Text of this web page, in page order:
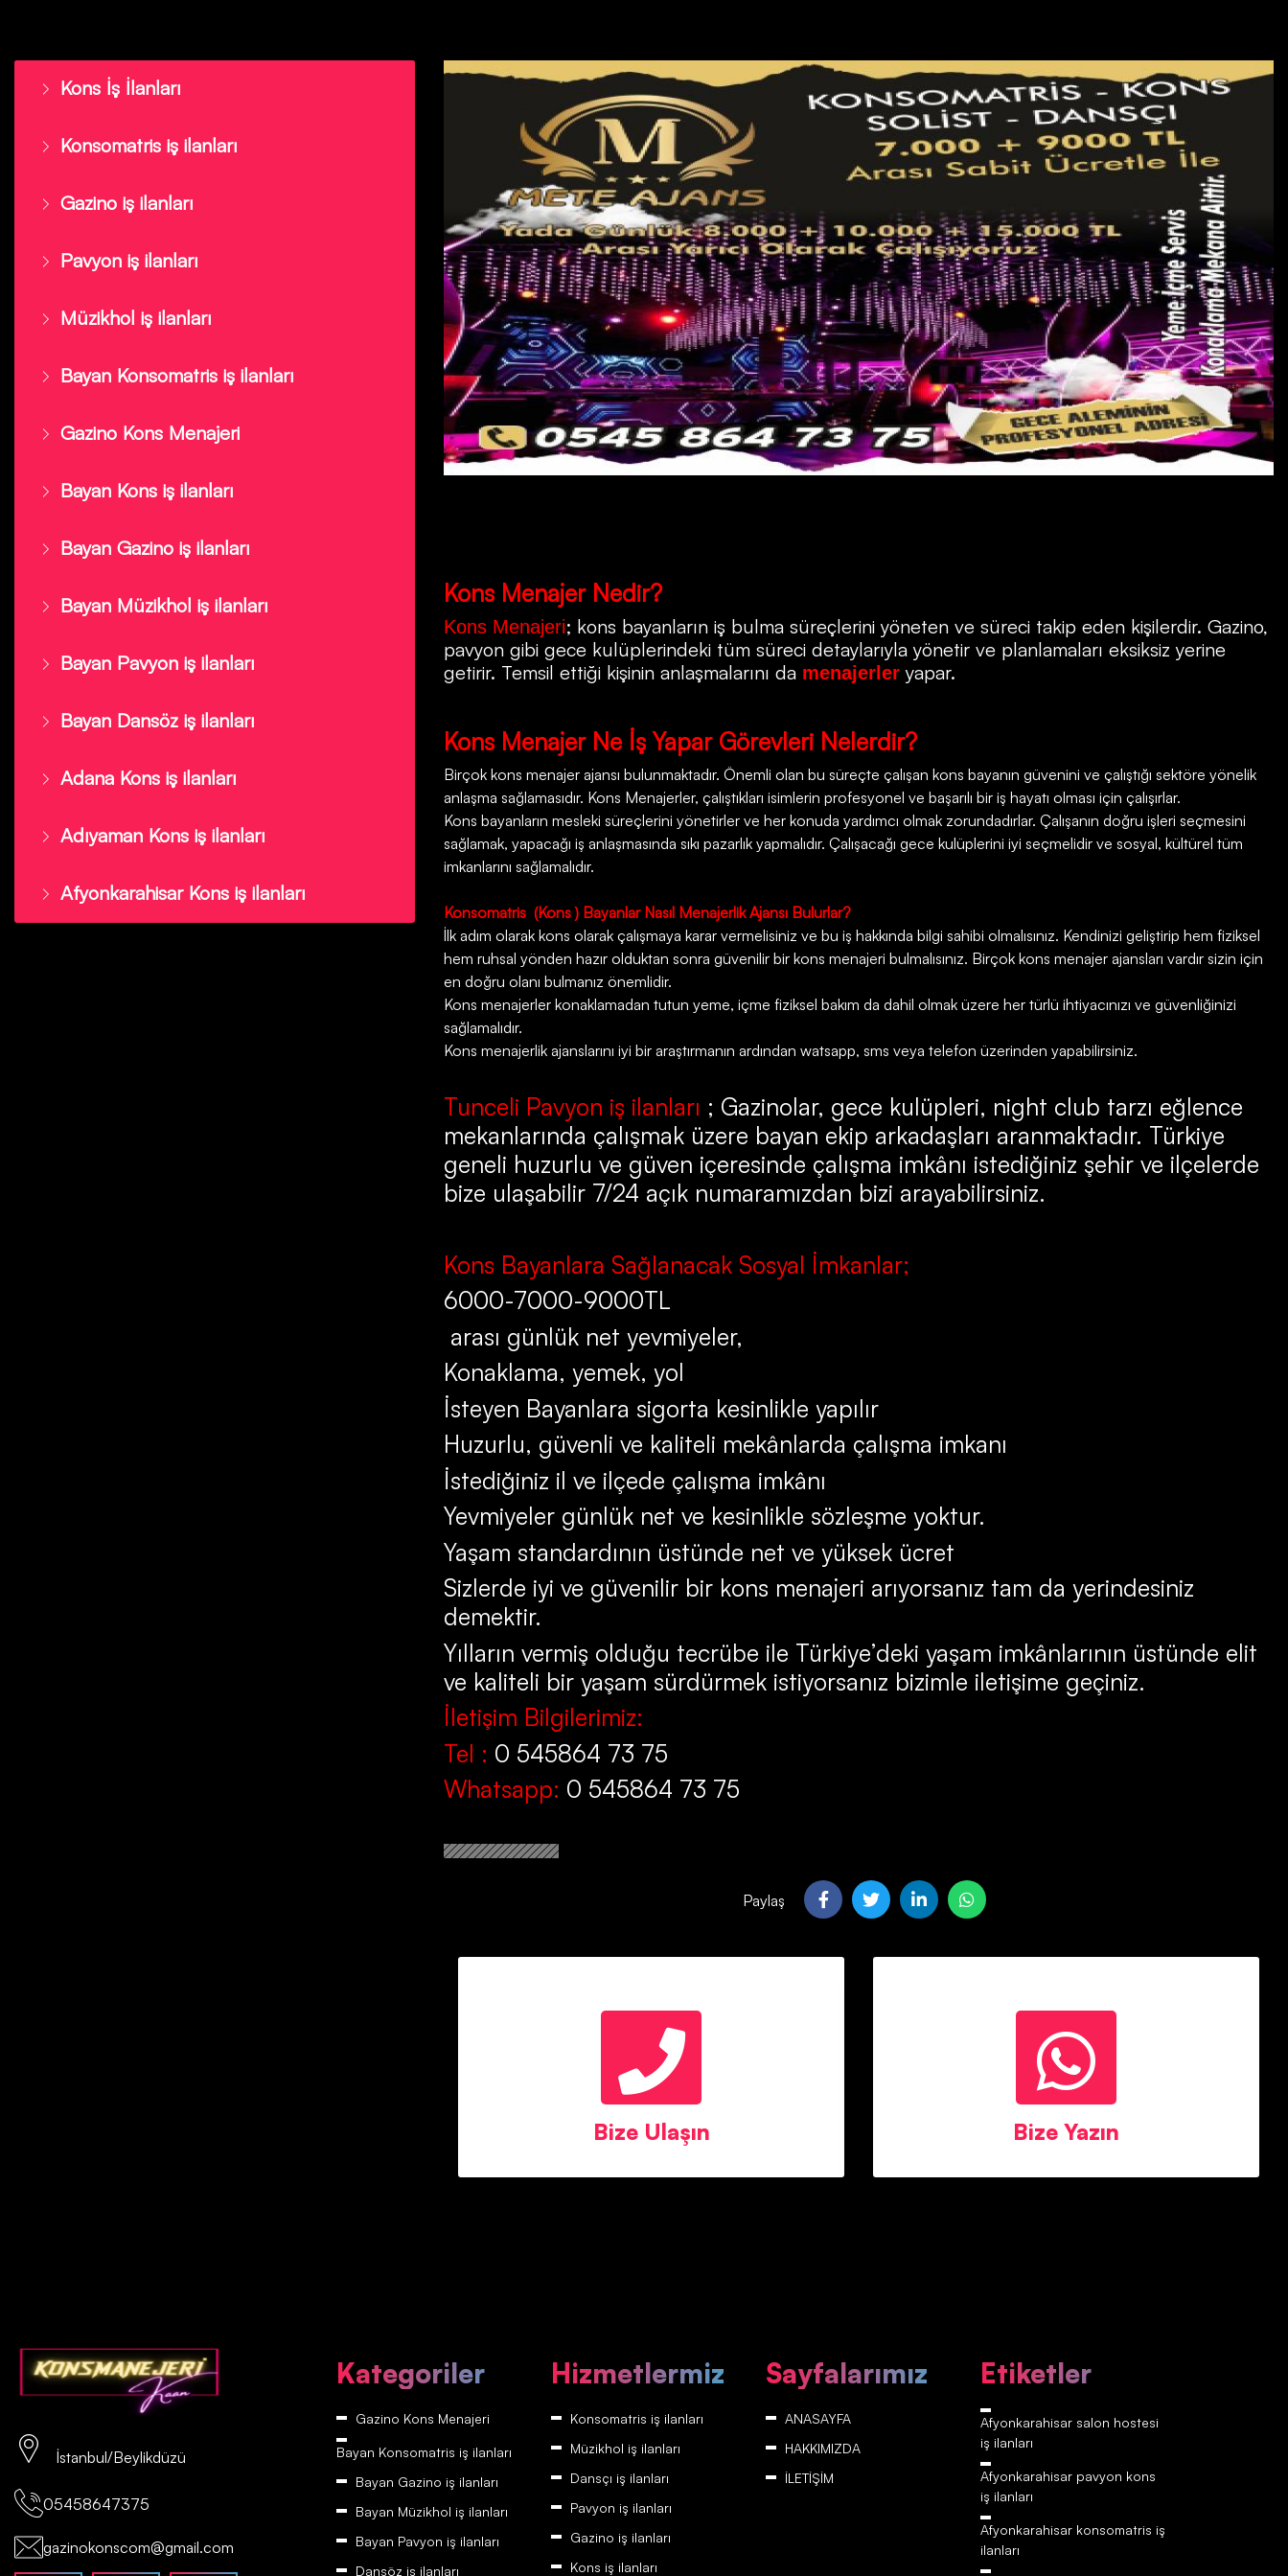
Kons İş İlanları
Konsomatris iş ilanları
Gazino iş ilanları
Pavyon iş ilanları
Müzikhol iş ilanları
Bayan Konsomatris iş ilanları
Gazino Kons Menajeri
Bayan Kons iş ilanları
Bayan Gazino iş ilanları
Bayan Müzikhol iş ilanları
Bayan Pavyon iş ilanları
Bayan Dansöz iş ilanları
Adana Kons iş ilanları
Adıyaman Kons iş ilanları
Afyonkarahisar Kons iş ilanları
Kons Menajer Nedir?
Kons Menajeri; kons bayanların iş bulma süreçlerini yöneten ve süreci takip eden kişilerdir. Gazino,
pavyon gibi gece kulüplerindeki tüm süreci detaylarıyla yönetir ve planlamaları eksiksiz yerine
getirir. Temsil ettiği kişinin anlaşmalarını da menajerler yapar.
Kons Menajer Ne İş Yapar Görevleri Nelerdir?
Birçok kons menajer ajansı bulunmaktadır. Önemli olan bu süreçte çalışan kons bayanın güvenini ve çalıştığı sektöre yönelik
anlaşma sağlamasıdır. Kons Menajerler, çalıştıkları isimlerin profesyonel ve başarılı bir iş hayatı olması için çalışırlar.
Kons bayanların mesleki süreçlerini yönetirler ve her konuda yardımcı olmak zorundadırlar. Çalışanın doğru işleri seçmesini
sağlamak, yapacağı iş anlaşmasında sıkı pazarlık yapmalıdır. Çalışacağı gece kulüplerini iyi seçmelidir ve sosyal, kültürel tüm
imkanlarını sağlamalıdır.
Konsomatris (Kons ) Bayanlar Nasıl Menajerlik Ajansı Bulurlar?
İlk adım olarak kons olarak çalışmaya karar vermelisiniz ve bu iş hakkında bilgi sahibi olmalısınız. Kendinizi geliştirip hem fiziksel
hem ruhsal yönden hazır olduktan sonra güvenilir bir kons menajeri bulmalısınız. Birçok kons menajer ajansları vardır sizin için
en doğru olanı bulmanız önemlidir.
Kons menajerler konaklamadan tutun yeme, içme fiziksel bakım da dahil olmak üzere her türlü ihtiyacınızı ve güvenliğinizi
sağlamalıdır.
Kons menajerlik ajanslarını iyi bir araştırmanın ardından watsapp, sms veya telefon üzerinden yapabilirsiniz.
Tunceli Pavyon iş ilanları ; Gazinolar, gece kulüpleri, night club tarzı eğlence
mekanlarında çalışmak üzere bayan ekip arkadaşları aranmaktadır. Türkiye
geneli huzurlu ve güven içeresinde çalışma imkânı istediğiniz şehir ve ilçelerde
bize ulaşabilir 7/24 açık numaramızdan bizi arayabilirsiniz.
Kons Bayanlara Sağlanacak Sosyal İmkanlar;
6000-7000-9000TL
arası günlük net yevmiyeler,
Konaklama, yemek, yol
İsteyen Bayanlara sigorta kesinlikle yapılır
Huzurlu, güvenli ve kaliteli mekânlarda çalışma imkanı
İstediğiniz il ve ilçede çalışma imkânı
Yevmiyeler günlük net ve kesinlikle sözleşme yoktur.
Yaşam standardının üstünde net ve yüksek ücret
Sizlerde iyi ve güvenilir bir kons menajeri arıyorsanız tam da yerindesiniz
demektir.
Yılların vermiş olduğu tecrübe ile Türkiye’deki yaşam imkânlarının üstünde elit
ve kaliteli bir yaşam sürdürmek istiyorsanız bizimle iletişime geçiniz.
İletişim Bilgilerimiz:
Tel : 0 545864 73 75
Whatsapp: 0 545864 73 75
Paylaş
Bize Ulaşın Bize Yazın
İstanbul/Beylikdüzü
05458647375
gazinokonscom@gmail.com
Kategoriler
Gazino Kons Menajeri
Bayan Konsomatris iş ilanları
Bayan Gazino iş ilanları
Bayan Müzikhol iş ilanları
Bayan Pavyon iş ilanları
Dansöz iş ilanları
Hizmetlermiz
Konsomatris iş ilanları
Müzikhol iş ilanları
Dansçı iş ilanları
Pavyon iş ilanları
Gazino iş ilanları
Kons iş ilanları
Sayfalarımız
ANASAYFA
HAKKIMIZDA
İLETİŞİM
Etiketler
Afyonkarahisar‎‎‎‎ salon hostesi
iş ilanları
Afyonkarahisar‎‎‎‎ pavyon kons
iş ilanları
Afyonkarahisar‎‎‎‎ konsomatris iş
ilanları